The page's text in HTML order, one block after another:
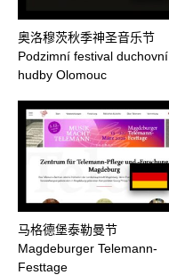
奥洛穆茨秋季神圣音乐节
Podzimní festival duchovní
hudby Olomouc
马格德堡泰勒曼节
Magdeburger Telemann-
Festtage